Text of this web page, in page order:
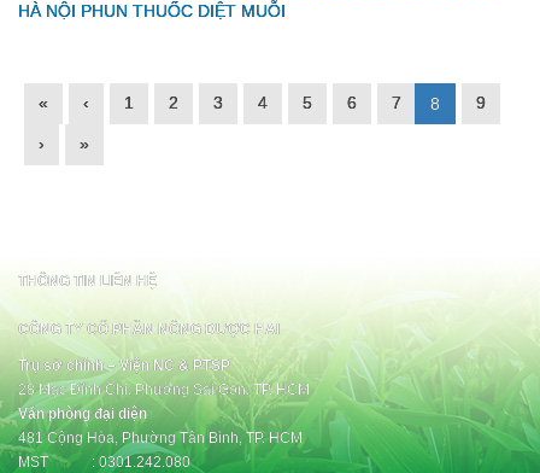
HÀ NỘI PHUN THUỐC DIỆT MUỖI
« ‹ 1 2 3 4 5 6 7 8 9
› »
THÔNG TIN LIÊN HỆ
CÔNG TY CỔ PHẦN NÔNG DƯỢC HAI
Trụ sở chính – Viện NC & PTSP
28 Mạc Đĩnh Chi, Phường Sài Gòn, TP. HCM
Văn phòng đại diện
481 Cộng Hòa, Phường Tân Bình, TP. HCM
MST : 0301.242.080